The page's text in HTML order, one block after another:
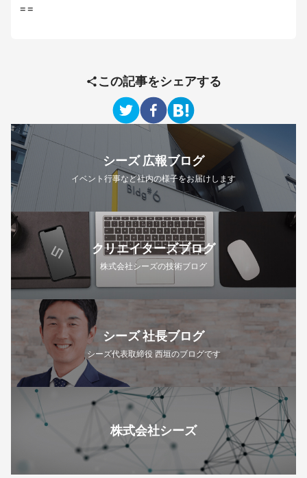
==
この記事をシェアする
シーズ 広報ブログ
イベント行事など社内の様子をお届けします
クリエイターズブログ
株式会社シーズの技術ブログ
シーズ 社長ブログ
シーズ代表取締役 西垣のブログです
株式会社シーズ